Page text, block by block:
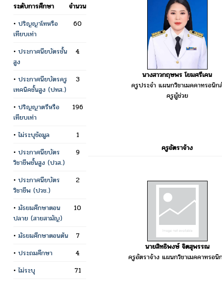
ระดับการศึกษา
จำนวน
• ปริญญาโทหรือ
เทียบเท่า
60
• ประกาศนียบัตรชั้น
สูง
4
• ประกาศนียบัตรครู
เทคนิคชั้นสูง (ปทส.)
3
• ปริญญาตรีหรือ
เทียบเท่า
196
•ไม่ระบุข้อมูล
1
• ประกาศนียบัตร
วิชาชีพชั้นสูง (ปวส.)
9
• ประกาศนียบัตร
วิชาชีพ (ปวช.)
2
• มัธยมศึกษาตอน
ปลาย (สายสามัญ)
10
• มัธยมศึกษาตอนต้น
7
• ประถมศึกษา
4
•ไม่ระบุ 71
นางสาวกฤษพร โยมศรีเคน
ครูประจำ แผนกวิชาเมคคาทรอนิก
ครูผู้ช่วย
ครูอัตราจ้าง
นายสิทธิพงษ์ จิตสุพรรณ
ครูอัตราจ้าง แผนกวิชาเมคคาทรอนิ